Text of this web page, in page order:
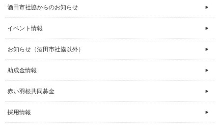
酒田市社協からのお知らせ
イベント情報
お知らせ（酒田市社協以外）
助成金情報
赤い羽根共同募金
採用情報